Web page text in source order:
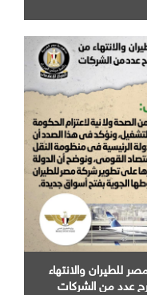
للطيران والانتهاء
عدد من الشركات